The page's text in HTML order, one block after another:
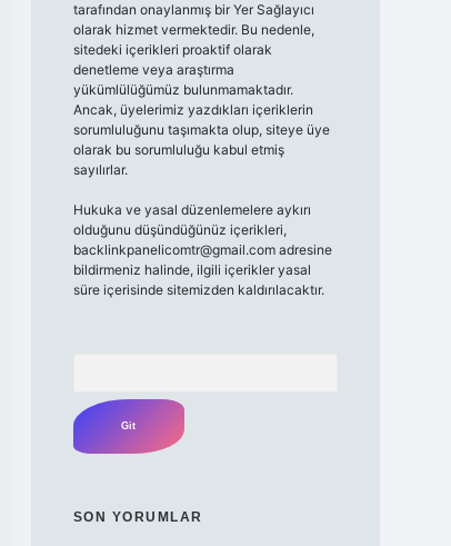
tarafından onaylanmış bir Yer Sağlayıcı
olarak hizmet vermektedir. Bu nedenle,
sitedeki içerikleri proaktif olarak
denetleme veya araştırma
yükümlülüğümüz bulunmamaktadır.
Ancak, üyelerimiz yazdıkları içeriklerin
sorumluluğunu taşımakta olup, siteye üye
olarak bu sorumluluğu kabul etmiş
sayılırlar.
Hukuka ve yasal düzenlemelere aykırı
olduğunu düşündüğünüz içerikleri,
backlinkpanelicomtr@gmail.comadresine
bildirmeniz halinde, ilgili içerikler yasal
süre içerisinde sitemizden kaldırılacaktır.
SON YORUMLAR